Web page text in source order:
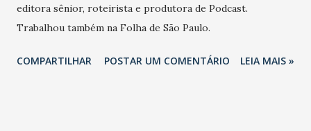
editora sênior, roteirista e produtora de Podcast.
Trabalhou também na Folha de São Paulo.
COMPARTILHAR POSTAR UM COMENTÁRIO LEIA MAIS »